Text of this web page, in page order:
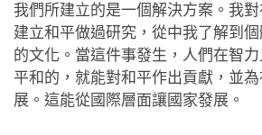
我們所建立的是一個解決方案。我
建立和平做過研究，從中我了解到
的文化。當這件事發生，人們在智
平和的，就能對和平作出貢獻，並
展。這能從國際層面讓國家發展。